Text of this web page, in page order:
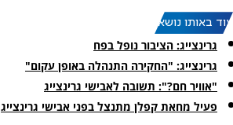
עוד באותו נושא:
גרינצייג: הציבור נופל בפח
גרינצייג: "החקירה התנהלה באופן עקום"
"אוויר חם?": תשובה לאבישי גרינצייג
פעיל מחאת קפלן מתנצל בפני אבישי גרינצייג